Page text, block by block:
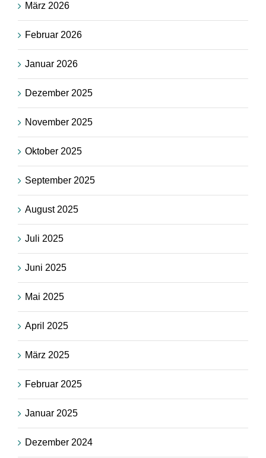
März 2026
Februar 2026
Januar 2026
Dezember 2025
November 2025
Oktober 2025
September 2025
August 2025
Juli 2025
Juni 2025
Mai 2025
April 2025
März 2025
Februar 2025
Januar 2025
Dezember 2024